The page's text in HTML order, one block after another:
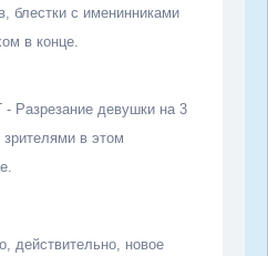
блестки с именинниками
в конце.
Разрезание девушки на 3
зрителями в этом
действительно, новое